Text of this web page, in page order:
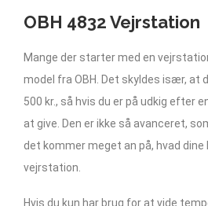
OBH 4832 Vejrstation
Mange der starter med en
model fra OBH. Det skyldes især, at
500 kr., så hvis du er på udkig efter
at give. Den er ikke så avanceret,
det kommer meget an på, hvad dine
vejrstation.
Hvis du kun har brug for at vide